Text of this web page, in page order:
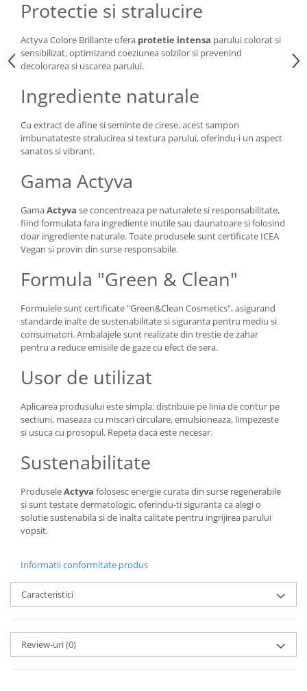
Protectie si stralucire
Actyva Colore Brillante ofera protetie intensa parului colorat si
sensibilizat, optimizand coeziunea solzilor si prevenind
decolorarea si uscarea parului.
Ingrediente naturale
Cu extract de afine si seminte de cirese, acest sampon
imbunatateste stralucirea si textura parului, oferindu-i un aspect
sanatos si vibrant.
Gama Actyva
GamaActyva se concentreaza pe naturalete si responsabilitate,
fiind formulata fara ingrediente inutile sau daunatoare si folosind
doar ingrediente naturale. Toate produsele sunt certificate ICEA
Vegan si provin din surse responsabile.
Formula "Green & Clean"
Formulele sunt certificate "Green&Clean Cosmetics", asigurand
standarde inalte de sustenabilitate si siguranta pentru mediu si
consumatori. Ambalajele sunt realizate din trestie de zahar
pentru a reduce emisiile de gaze cu efect de sera.
Usor de utilizat
Aplicarea produsului este simpla: distribuie pe linia de contur pe
sectiuni, maseaza cu miscari circulare, emulsioneaza, limpezeste
si usuca cu prosopul. Repeta daca este necesar.
Sustenabilitate
ProduseleActyva folosesc energie curata din surse regenerabile
si sunt testate dermatologic, oferindu-ti siguranta ca alegi o
solutie sustenabila si de inalta calitate pentru ingrijirea parului
vopsit.
Informatii conformitate produs
Caracteristici
Review-uri(0)